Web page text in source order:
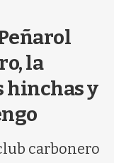
q
a
la
hinchas y
carbonero